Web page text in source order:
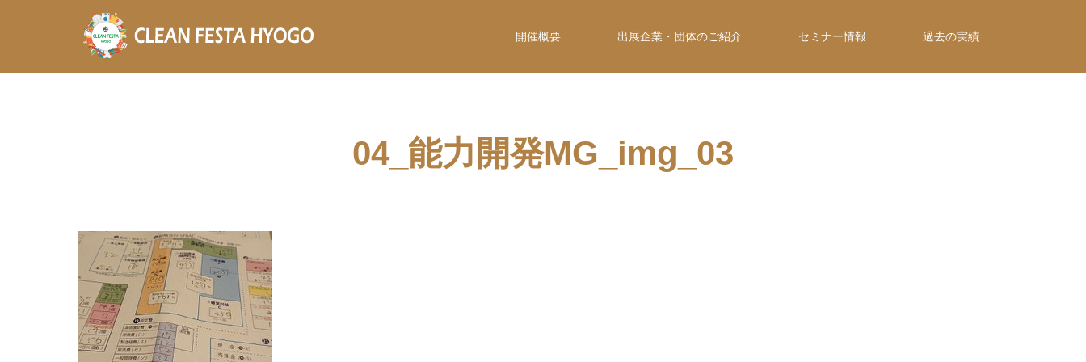
開催概要 出展企業・団体のご紹介 セミナー情報 過去の実績
04_能力開発MG_img_03